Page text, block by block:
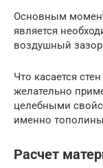
Основным
является
воздушный
Что касается
желательно
целебными
именно
Расчет